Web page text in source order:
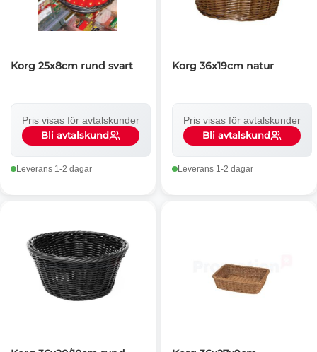
Korg 25x8cm rund svart
Pris visas för avtalskunder
Bli avtalskund
Leverans 1-2 dagar
Korg 36x19cm natur
Pris visas för avtalskunder
Bli avtalskund
Leverans 1-2 dagar